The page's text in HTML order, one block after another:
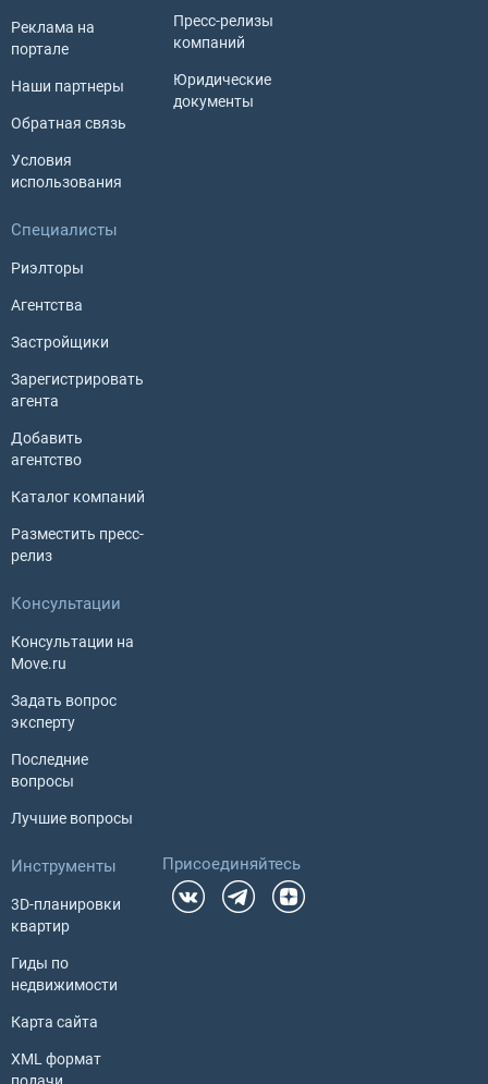
Реклама на
портале
Наши партнеры
Обратная связь
Условия
использования
Пресс-релизы
компаний
Юридические
документы
Специалисты
Риэлторы
Агентства
Застройщики
Зарегистрировать
агента
Добавить
агентство
Каталог компаний
Разместить пресс-
релиз
Консультации
Консультации на
Move.ru
Задать вопрос
эксперту
Последние
вопросы
Лучшие вопросы
Инструменты
3D-планировки
квартир
Гиды по
недвижимости
Карта сайта
XML формат
Присоединяйтесь